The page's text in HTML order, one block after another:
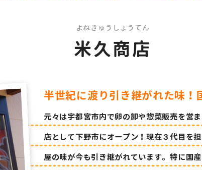
よねきゅうしょうてん
米久商店
半世紀に渡り引き継がれた味！
元々は宇都宮市内で卵の卸や惣菜販売を営
店として下野市にオープン！現在３代目を
屋の味が今も引き継がれています。特に国